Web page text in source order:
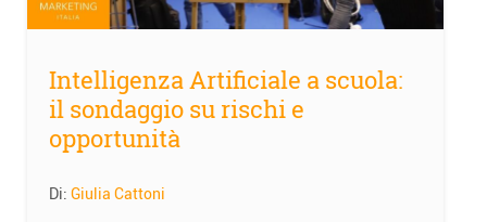
Intelligenza Artificiale a scuola:
il sondaggio su rischi e
opportunità
Di: Giulia Cattoni